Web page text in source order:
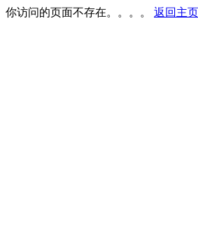
你访问的页面不存在。。。。 返回主页